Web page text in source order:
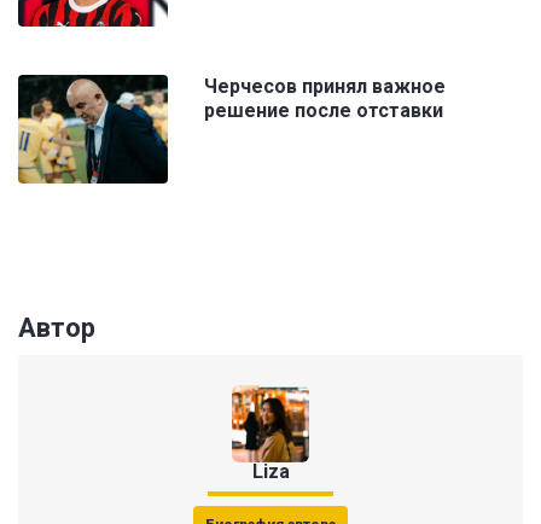
Черчесов принял важное
решение после отставки
Автор
Liza